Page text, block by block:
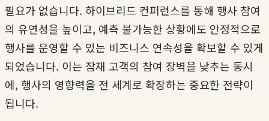
필요가 없습니다. 하이브리드 컨퍼런스를 통해 행사 참여
의 유연성을 높이고, 예측 불가능한 상황에도 안정적으로
행사를 운영할 수 있는 비즈니스 연속성을 확보할 수 있게
되었습니다. 이는 잠재 고객의 참여 장벽을 낮추는 동시
에, 행사의 영향력을 전 세계로 확장하는 중요한 전략이
됩니다.